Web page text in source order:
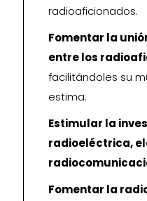
radioaficionados.
Fomentar la
entre los
facilitándoles su
estima.
Estimular la
radioeléctrica,
Fomentar la